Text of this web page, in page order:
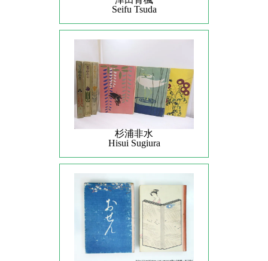
Seifu Tsuda
杉浦非水
Hisui Sugiura